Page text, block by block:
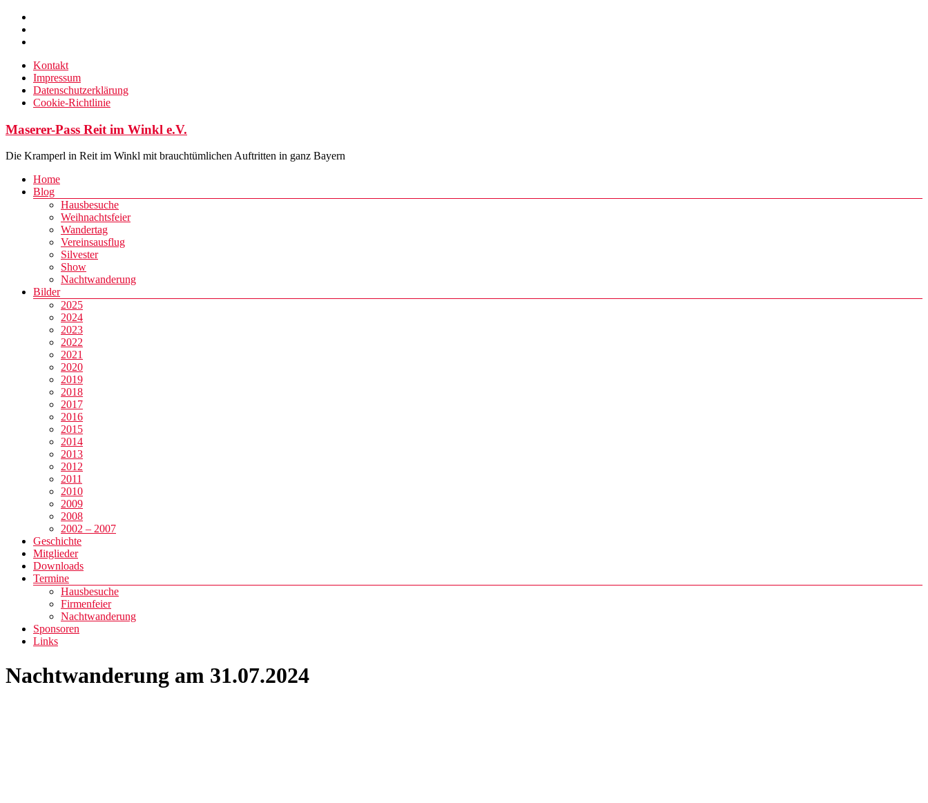
Zum
Inhalt
springen
Kontakt
Impressum
Datenschutzerklärung
Cookie-Richtlinie
Maserer-Pass Reit im Winkl e.V.
Die Kramperl in Reit im Winkl mit brauchtümlichen Auftritten in ganz Bayern
Menü
Home
Blog
Hausbesuche
Weihnachtsfeier
Wandertag
Vereinsausflug
Silvester
Show
Nachtwanderung
Bilder
2025
2024
2023
2022
2021
2020
2019
2018
2017
2016
2015
2014
2013
2012
2011
2010
2009
2008
2002 – 2007
Geschichte
Mitglieder
Downloads
Termine
Hausbesuche
Firmenfeier
Nachtwanderung
Sponsoren
Links
Nachtwanderung am 31.07.2024